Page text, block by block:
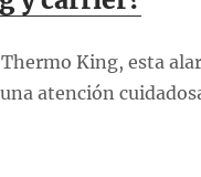
King, esta
atención